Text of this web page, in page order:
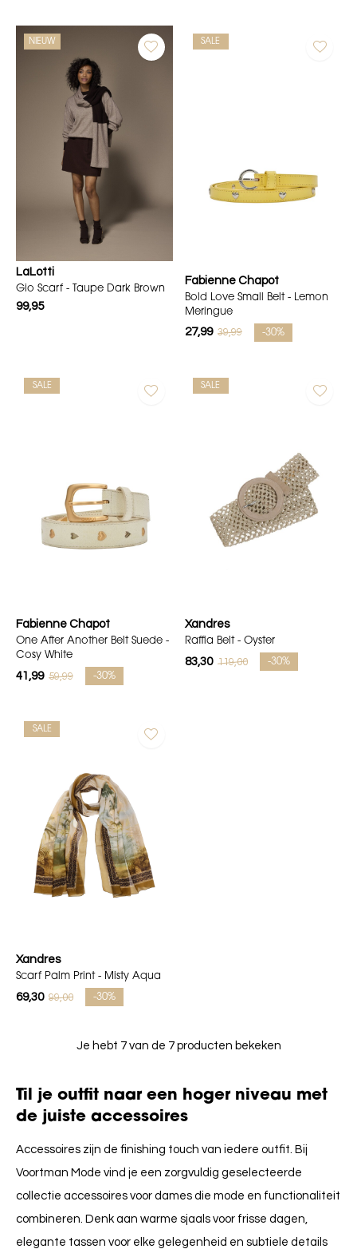
NIEUW
LaLotti
Gio Scarf - Taupe Dark Brown
99,95
SALE
Fabienne Chapot
Bold Love Small Belt - Lemon
Meringue
27,99 39,99 -30%
SALE
Fabienne Chapot
One After Another Belt Suede -
Cosy White
41,99 59,99 -30%
SALE
Xandres
Raffia Belt - Oyster
83,30 119,00 -30%
SALE
Xandres
Scarf Palm Print - Misty Aqua
69,30 99,00 -30%
Je hebt 7 van de 7 producten bekeken
Til je outfit naar een hoger niveau met
de juiste accessoires
Accessoires zijn de finishing touch van iedere outfit. Bij
Voortman Mode vind je een zorgvuldig geselecteerde
collectie accessoires voor dames die mode en functionaliteit
combineren. Denk aan warme sjaals voor frisse dagen,
elegante tassen voor elke gelegenheid en subtiele details